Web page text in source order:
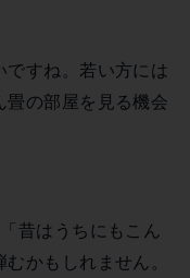
ですね。若い方には
畳の部屋を見る機会
昔はうちにもこん
かもしれません。